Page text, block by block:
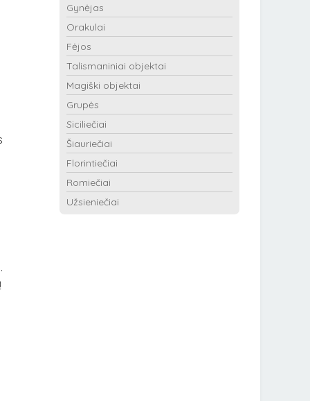
Gynėjas
Orakulai
Fėjos
Talismaniniai objektai
Magiški objektai
Grupės
Siciliečiai
Šiauriečiai
Florintiečiai
Romiečiai
Užsieniečiai